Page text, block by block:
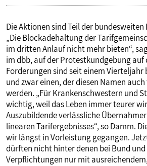
Die Aktionen sind Teil der
„Die Blockadehaltung der
im dritten Anlauf nicht mehr bieten“,
im dbb, auf der Protestkundgebung auf
Forderungen sind seit einem
und zwar einen, der diesen Namen
werden. „Für Krankenschwestern und
wichtig, weil das Leben immer teurer
Auszubildende verlässliche
linearen Tarifergebnisses“, so Damm.
wir längst in Vorleistung gegangen.
dürften nicht hinter denen bei Bund
Verpflichtungen nur mit